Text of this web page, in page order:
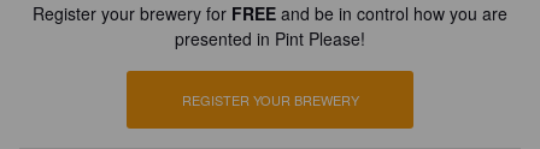
Register your brewery for FREE and be in control how you are
presented in Pint Please!
REGISTER YOUR BREWERY